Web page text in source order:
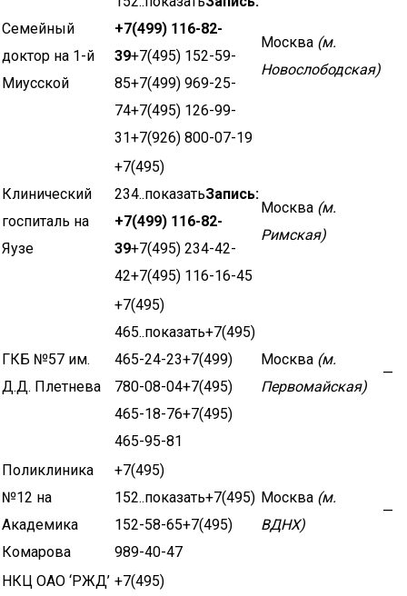
Семейный
доктор на 1-й
Миусской
+7(499) 116-82-
39+7(495) 152-59-
85+7(499) 969-25-
74+7(495) 126-99-
31+7(926) 800-07-19
Москва (м.
Новослободская)
Клинический
госпиталь на
Яузе
+7(495)
234..показатьЗапись:
+7(499) 116-82-
39+7(495) 234-42-
42+7(495) 116-16-45
Москва (м.
Римская)
ГКБ №57 им.
Д.Д. Плетнева
+7(495)
465..показать+7(495)
465-24-23+7(499)
780-08-04+7(495)
465-18-76+7(495)
465-95-81
Москва (м.
Первомайская)
—
Поликлиника
№12 на
Академика
Комарова
+7(495)
152..показать+7(495)
152-58-65+7(495)
989-40-47
Москва (м.
ВДНХ)
—
НКЦ ОАО ‘РЖД’ +7(495)